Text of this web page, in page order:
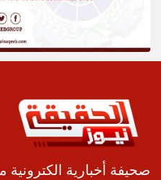
صحيفة أخبارية